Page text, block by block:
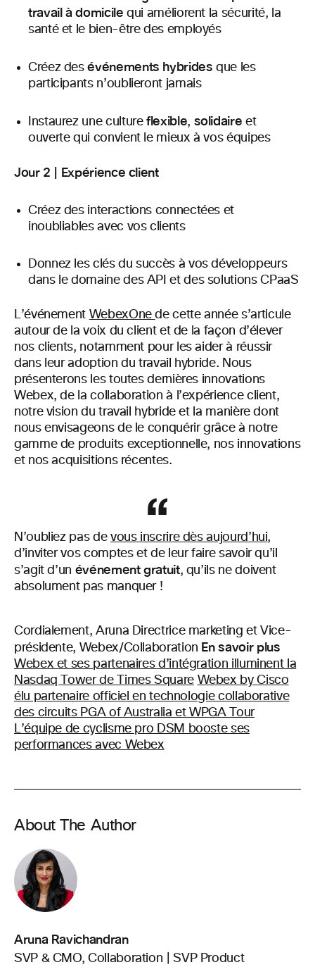
travail à domicile qui améliorent la sécurité, la
santé et le bien-être des employés
Créez desévénements hybrides que les
participants n’oublieront jamais
Instaurez une cultureflexible, solidaire et
ouverte qui convient le mieux à vos équipes
Jour 2 | Expérience client
Créez des interactions connectées et
inoubliables avec vos clients
Donnez les clés du succès à vos développeurs
dans le domaine des API et des solutions CPaaS
L’événement WebexOnede cette année s’articule
autour de la voix du client et de la façon d’élever
nos clients, notamment pour les aider à réussir
dans leur adoption du travail hybride. Nous
présenterons les toutes dernières innovations
Webex, de la collaboration à l’expérience client,
notre vision du travail hybride et la manière dont
nous envisageons de le conquérir grâce à notre
gamme de produits exceptionnelle, nos innovations
et nos acquisitions récentes.
N’oubliez pas de vous inscrire dès aujourd’hui,
d’inviter vos comptes et de leur faire savoir qu’il
s’agit d’un événement gratuit, qu’ils ne doivent
absolument pas manquer !
Cordialement, Aruna Directrice marketing et Vice-
présidente, Webex/Collaboration En savoir plus
Webex et ses partenaires d’intégration illuminent la
Nasdaq Tower de Times Square Webex by Cisco
élu partenaire officiel en technologie collaborative
des circuits PGA of Australia et WPGA Tour
L’équipe de cyclisme pro DSM booste ses
performances avec Webex
About The Author
Aruna Ravichandran
SVP & CMO, Collaboration | SVP Product